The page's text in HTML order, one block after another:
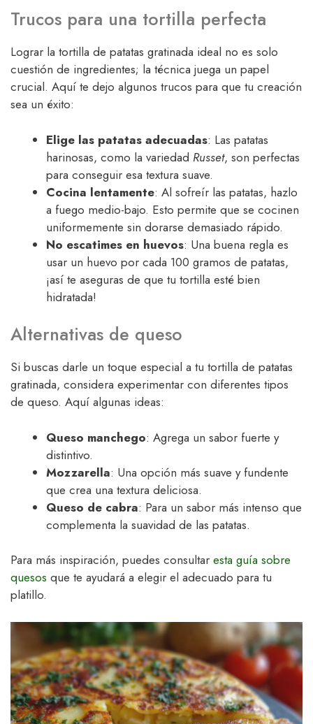
Trucos para una tortilla perfecta
Lograr la tortilla de patatas gratinada ideal no es solo
cuestión de ingredientes; la técnica juega un papel
crucial. Aquí te dejo algunos trucos para que tu creación
sea un éxito:
Elige las patatas adecuadas: Las patatas
harinosas, como la variedad Russet, son perfectas
para conseguir esa textura suave.
Cocina lentamente: Al sofreír las patatas, hazlo
a fuego medio-bajo. Esto permite que se cocinen
uniformemente sin dorarse demasiado rápido.
No escatimes en huevos: Una buena regla es
usar un huevo por cada 100 gramos de patatas,
¡así te aseguras de que tu tortilla esté bien
hidratada!
Alternativas de queso
Si buscas darle un toque especial a tu tortilla de patatas
gratinada, considera experimentar con diferentes tipos
de queso. Aquí algunas ideas:
Queso manchego: Agrega un sabor fuerte y
distintivo.
Mozzarella: Una opción más suave y fundente
que crea una textura deliciosa.
Queso de cabra: Para un sabor más intenso que
complementa la suavidad de las patatas.
Para más inspiración, puedes consultar esta guía sobre
quesos que te ayudará a elegir el adecuado para tu
platillo.